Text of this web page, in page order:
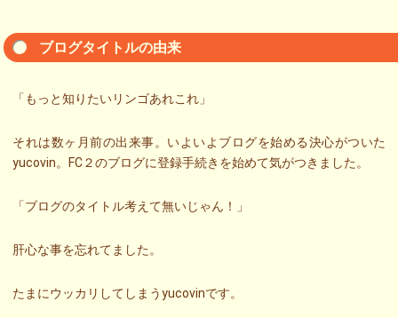
ブログタイトルの由来
「もっと知りたいリンゴあれこれ」
それは数ヶ月前の出来事。いよいよブログを始める決心がついた
yucovin。FC２のブログに登録手続きを始めて気がつきました。
「ブログのタイトル考えて無いじゃん！」
肝心な事を忘れてました。
たまにウッカリしてしまうyucovinです。